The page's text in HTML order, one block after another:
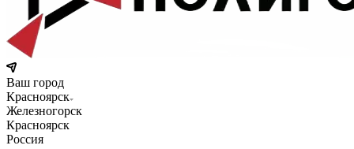
Ваш город
Красноярск
Железногорск
Красноярск
Россия